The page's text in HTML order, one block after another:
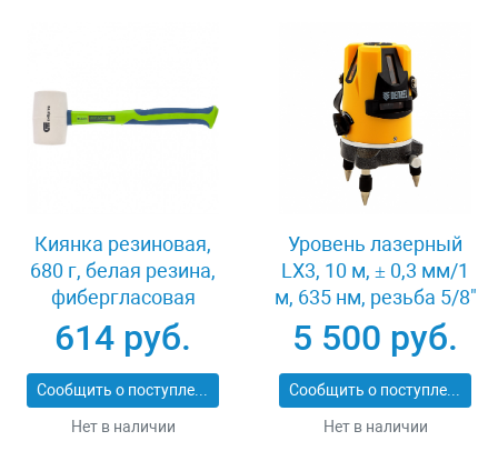
Киянка резиновая,
680 г, белая резина,
фибергласовая
рукоятка Сибртех
11168
614 руб.
Сообщить о поступлении
Нет в наличии
Уровень лазерный
LX3, 10 м, ± 0,3 мм/1
м, 635 нм, резьба 5/8"
Denzel 35070
5 500 руб.
Сообщить о поступлении
Нет в наличии